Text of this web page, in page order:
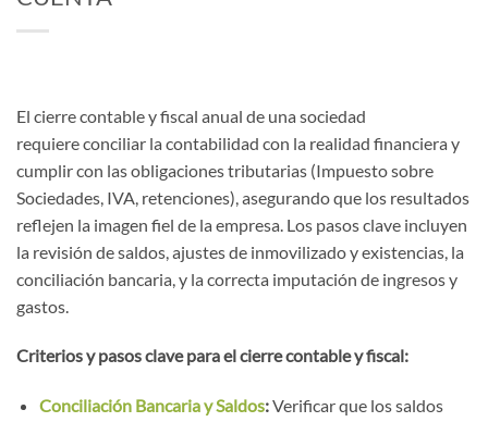
El cierre contable y fiscal anual de una sociedad
requiere conciliar la contabilidad con la realidad financiera y
cumplir con las obligaciones tributarias (Impuesto sobre
Sociedades, IVA, retenciones), asegurando que los resultados
reflejen la imagen fiel de la empresa. Los pasos clave incluyen
la revisión de saldos, ajustes de inmovilizado y existencias, la
conciliación bancaria, y la correcta imputación de ingresos y
gastos.
Criterios y pasos clave para el cierre contable y fiscal:
Conciliación Bancaria y Saldos:Verificar que los saldos